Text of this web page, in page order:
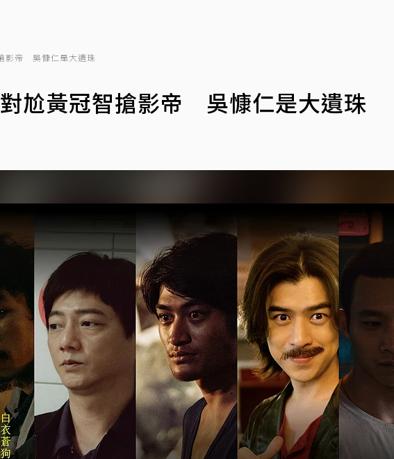
影帝 吳慷仁是大遺珠
尬黃冠智搶影帝 吳慷仁是大遺珠